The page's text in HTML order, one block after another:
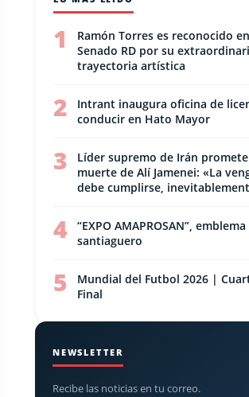
1
Ramón Torres es reconocido
Senado RD por su
trayectoria artística
2
Intrant inaugura oficina de
conducir en Hato Mayor
3
Líder supremo de Irán
muerte de Alí Jamenei: «La
debe cumplirse,
4
“EXPO AMAPROSAN”, emblema
santiaguero
5
Mundial del Futbol 2026 |
Final
NEWSLETTER
Recibe las noticias en tu correo.